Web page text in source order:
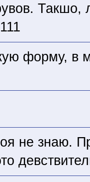
форму, в
не знаю.